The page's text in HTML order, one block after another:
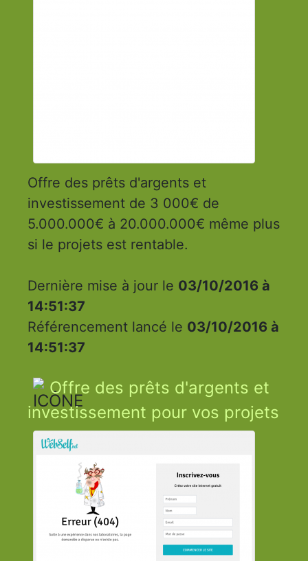
Offre des prêts d'argents et
investissement de 3 000€ de
5.000.000€ à 20.000.000€ même plus
si le projets est rentable.
Dernière mise à jour le 03/10/2016 à
14:51:37
Référencement lancé le 03/10/2016 à
14:51:37
Offre des prêts d'argents et
investissement pour vos projets